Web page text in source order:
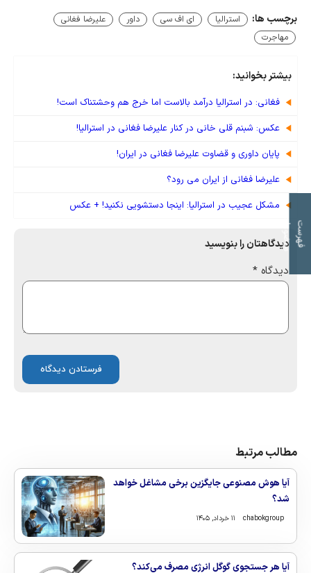
ف
ه
ر
س
ت
م
و
ض
و
ع
ات
برچسب ها: استرالیا ای اف سی داور
علیرضا فغانی
مهاجرت
بیشتر بخوانید:
فغانی: در استرالیا درآمد بالاست اما خرج هم وحشتناک است!
عکس: شبنم قلی خانی در کنار علیرضا فغانی در استرالیا!
پایان داوری و قضاوت علیرضا فغانی در ایران!
علیرضا فغانی از ایران می رود؟
مشکل عجیب در استرالیا: اینجا دستشویی نکنید! + عکس
دیدگاهتان را بنویسید
دیدگاه *
مطالب مرتبط
آیا هوش مصنوعی جایگزین برخی مشاغل خواهد
شد؟
chabokgroup ۱۱ خرداد, ۱۴۰۵
آیا هر جستجوی گوگل انرژی مصرف می‌کند؟